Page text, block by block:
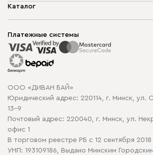
О компании
Способы оплаты
Рассрочка и кредит
Гарантия
Карта сайта
Политика конфиденциальности
Политика в отношении обработки cookie
Каталог
Корпусная мебель
Распродажа мебели
Платежные системы
ООО «ДИВАН БАЙ»
Юридический адрес: 220114, г. Минск, ул.
13-9
Почтовый адрес: 220040, г. Минск, ул.
офис 1
В торговом реестре РБ с 12 сентября
УНП: 193109186, Выдано Минским